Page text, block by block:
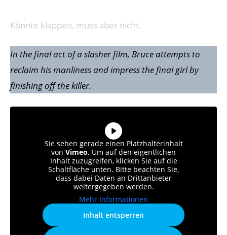
Könnte klappen, muss aber nicht.
In the final act of a slasher film, Bruce attempts to
reclaim his manliness and impress the final girl by
finishing off the killer.
Sie sehen gerade einen Platzhalterinhalt
von Vimeo. Um auf den eigentlichen
Inhalt zuzugreifen, klicken Sie auf die
Schaltfläche unten. Bitte beachten Sie,
dass dabei Daten an Drittanbieter
weitergegeben werden.
Mehr Informationen
Inhalt entsperren